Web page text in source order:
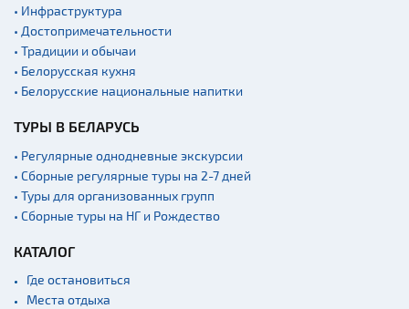
• Инфраструктура
• Достопримечательности
• Традиции и обычаи
• Белорусская кухня
• Белорусские национальные напитки
ТУРЫ В БЕЛАРУСЬ
• Регулярные однодневные экскурсии
• Сборные регулярные туры на 2-7 дней
• Туры для организованных групп
• Сборные туры на НГ и Рождество
КАТАЛОГ
Где остановиться
Места отдыха